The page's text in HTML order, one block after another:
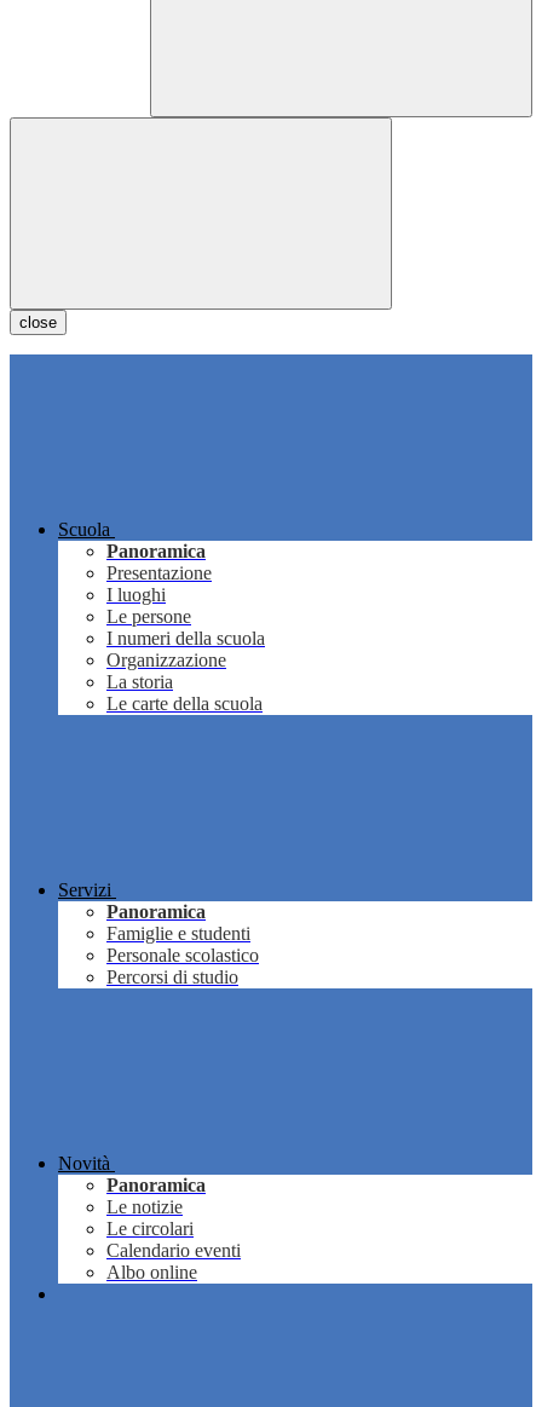
close
Scuola
Panoramica
Presentazione
I luoghi
Le persone
I numeri della scuola
Organizzazione
La storia
Le carte della scuola
Servizi
Panoramica
Famiglie e studenti
Personale scolastico
Percorsi di studio
Novità
Panoramica
Le notizie
Le circolari
Calendario eventi
Albo online